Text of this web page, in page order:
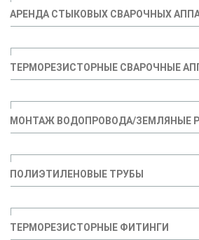
АРЕНДА СТЫКОВЫХ СВАРОЧНЫХ
ТЕРМОРЕЗИСТОРНЫЕ СВАРОЧНЫЕ
МОНТАЖ ВОДОПРОВОДА/ЗЕМЛЯНЫЕ
ПОЛИЭТИЛЕНОВЫЕ ТРУБЫ
ТЕРМОРЕЗИСТОРНЫЕ ФИТИНГИ